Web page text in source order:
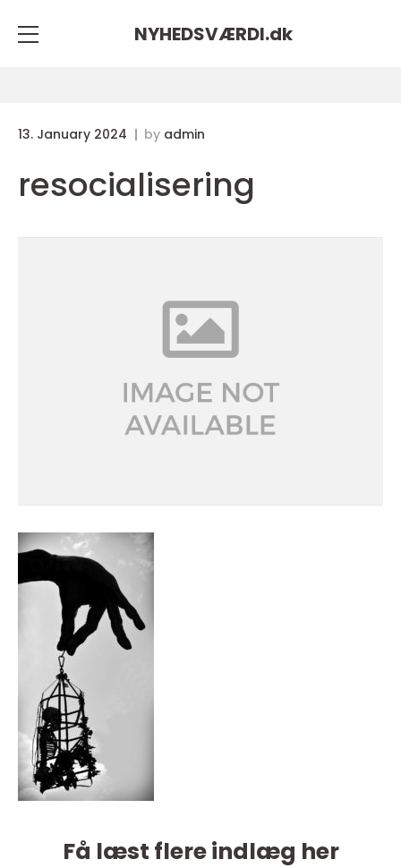
NYHEDSVÆRDI.dk
13. January 2024 by admin
resocialisering
Få læst flere indlæg her